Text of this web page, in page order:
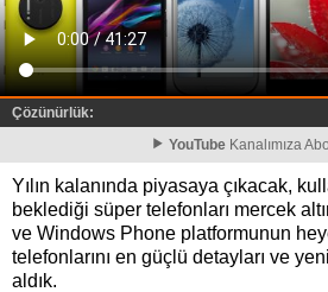
Çözünürlük:
YouTube Kanalımıza
Yılın kalanında piyasaya çıkacak,
beklediği süper telefonları mercek
ve Windows Phone platformunun
telefonlarını en güçlü detayları ve
aldık.